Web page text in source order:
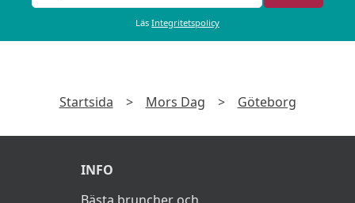
Läs Integritetspolicy
Startsida > Mors Dag > Göteborg
INFO